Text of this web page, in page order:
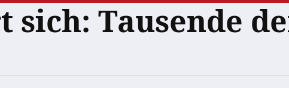
sich: Tausende